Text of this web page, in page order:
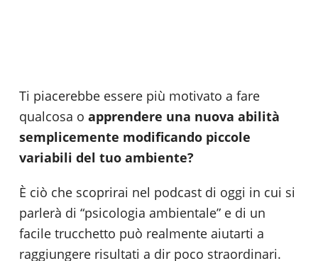
Ti piacerebbe essere più motivato a fare
qualcosa o apprendere una nuova abilità
semplicemente modificando piccole
variabili del tuo ambiente?
È ciò che scoprirai nel podcast di oggi in cui si
parlerà di “psicologia ambientale” e di un
facile trucchetto può realmente aiutarti a
raggiungere risultati a dir poco straordinari.